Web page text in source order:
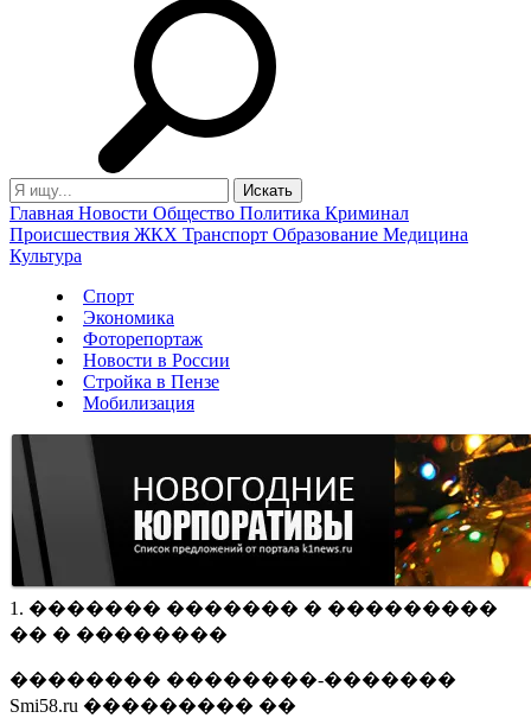
Главная Новости Общество Политика Криминал
Происшествия ЖКХ Транспорт Образование Медицина
Культура
Спорт
Экономика
Фоторепортаж
Новости в России
Стройка в Пензе
Мобилизация
1. ������� ������� � ���������
�� � ��������
�������� ��������-�������
Smi58.ru ��������� ��